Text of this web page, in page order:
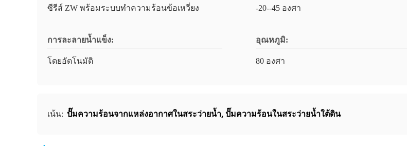
ซีรีส์ ZW พร้อมระบบทำความร้อนข้อเหวี่ยง -20--45 องศา
การละลายน้ำแข็ง:
โดยอัตโนมัติ
อุณหภูมิ:
80 องศา
เน้น: ปั๊มความร้อนจากแหล่งอากาศในสระว่ายน้ำ, ปั๊มความร้อนในสระว่ายน้ำใต้ดิน